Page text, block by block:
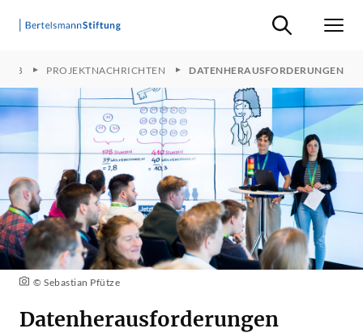
Suche ein-/
LAB PROJEKTNACHRICHTEN DATENHERAUSFORDERUNGEN
© Sebastian Pfütze
Datenherausforderungen